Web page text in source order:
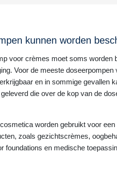
kunnen worden
voor crèmes moet soms worden
Voor de meeste
en in sommige gevallen
die over de kop van de
worden gebruikt voor een
zoals gezichtscrèmes,
foundations en medische